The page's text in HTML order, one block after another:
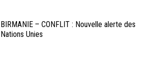
BIRMANIE – CONFLIT : Nouvelle alerte des
Nations Unies